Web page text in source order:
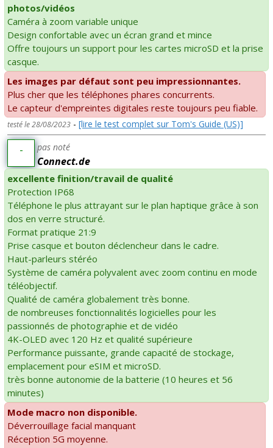
photos/vidéos
Caméra à zoom variable unique
Design confortable avec un écran grand et mince
Offre toujours un support pour les cartes microSD et la prise
casque.
Les images par défaut sont peu impressionnantes.
Plus cher que les téléphones phares concurrents.
Le capteur d'empreintes digitales reste toujours peu fiable.
testé le 28/08/2023 - [lire le test complet sur Tom's Guide (US)]
- pas noté
Connect.de
excellente finition/travail de qualité
Protection IP68
Téléphone le plus attrayant sur le plan haptique grâce à son
dos en verre structuré.
Format pratique 21:9
Prise casque et bouton déclencheur dans le cadre.
Haut-parleurs stéréo
Système de caméra polyvalent avec zoom continu en mode
téléobjectif.
Qualité de caméra globalement très bonne.
de nombreuses fonctionnalités logicielles pour les
passionnés de photographie et de vidéo
4K-OLED avec 120 Hz et qualité supérieure
Performance puissante, grande capacité de stockage,
emplacement pour eSIM et microSD.
très bonne autonomie de la batterie (10 heures et 56
minutes)
Mode macro non disponible.
Déverrouillage facial manquant
Réception 5G moyenne.